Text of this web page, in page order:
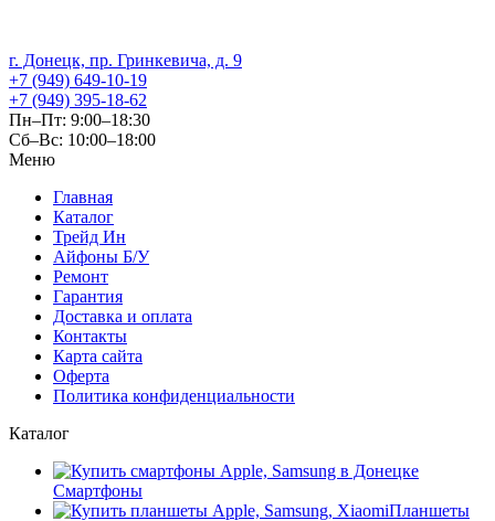
г. Донецк, пр. Гринкевича, д. 9
+7 (949) 649-10-19
+7 (949) 395-18-62
Пн–Пт: 9:00–18:30
Сб–Вс: 10:00–18:00
Меню
Главная
Каталог
Трейд Ин
Айфоны Б/У
Ремонт
Гарантия
Доставка и оплата
Контакты
Карта сайта
Оферта
Политика конфиденциальности
Каталог
Смартфоны
Планшеты